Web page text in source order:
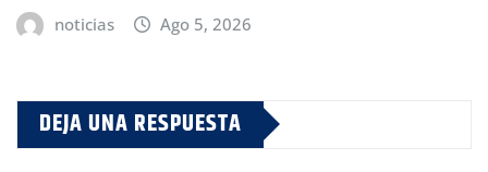
noticias Ago 5, 2026
DEJA UNA RESPUESTA